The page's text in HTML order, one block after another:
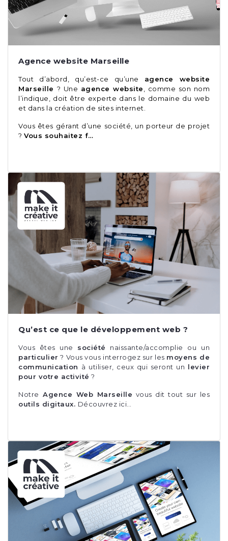
Agence website Marseille
Tout d’abord, qu’est-ce qu’une agence website
Marseille ? Une agence website
, comme son nom
l’indique, doit être experte dans le domaine du web
et dans la création de sites internet.
Vous êtes gérant d’une société, un porteur de projet
? Vous souhaitez f…
Qu’est ce que le développement web ?
Vous êtes une société
naissante/accomplie ou un
particulier ? Vous vous interrogez sur les moyens de
communication à utiliser, ceux qui seront un levier
pour votre activité ?
Notre Agence Web Marseille vous dit tout sur les
outils digitaux. Découvrez ici…